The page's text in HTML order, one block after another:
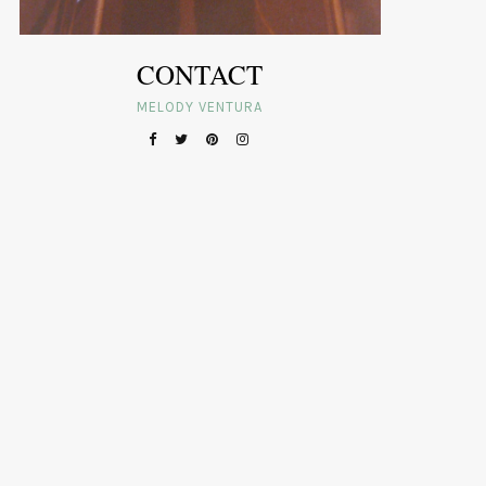
CONTACT
MELODY VENTURA